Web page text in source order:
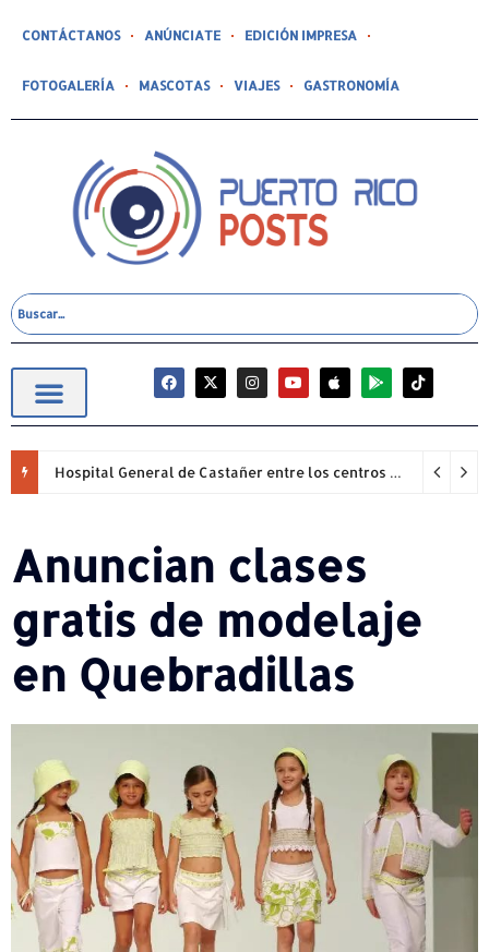
CONTÁCTANOS ANÚNCIATE EDICIÓN IMPRESA
FOTOGALERÍA MASCOTAS VIAJES GASTRONOMÍA
Hospital General de Castañer entre los centros de salud comunitarios con mejor desempeño clínico de Estados Unidos
Anuncian clases
gratis de modelaje
en Quebradillas